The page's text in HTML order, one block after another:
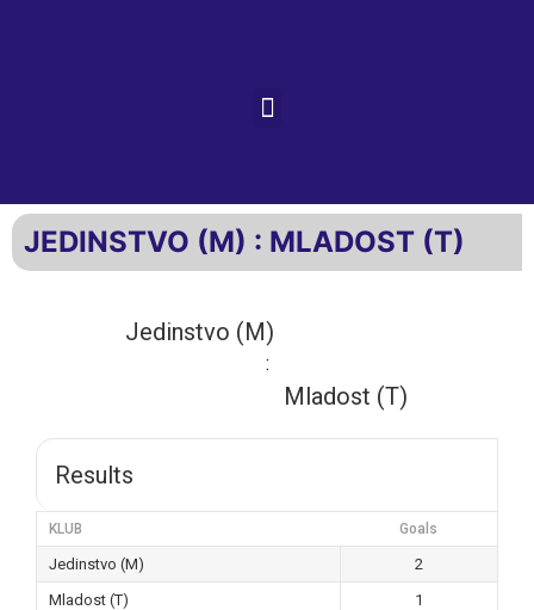
JEDINSTVO (M) : MLADOST (T)
Jedinstvo (M)
:
Mladost (T)
Results
KLUB Goals
Jedinstvo (M)
2
Mladost (T)
1